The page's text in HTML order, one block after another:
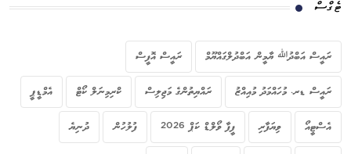
ޓެގްސް
ރައީސް އަބްދުﷲ ޔާމީން އަބްދުލްގައްޔޫމް ރައީސް އޮފީސް
ރައީސް ޑރ. މުހައްމަދު މުއިއްޒު ރައްޔިތުންގެ މަޖިލިސް ކްރިމިނަލް ކޯޓް އެމްޑީޕީ
އެސްޓީއޯ ވިޔަފާރި ފީފާ ވޯލްޑް ކަޕް 2026 ފުލުހުން ދުނިޔެ